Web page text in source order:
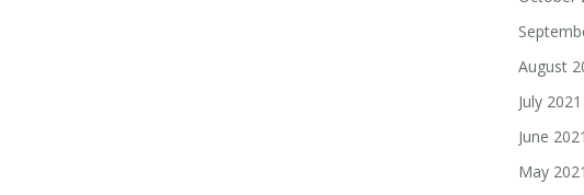
August
July 2021
June 2021
May 2021